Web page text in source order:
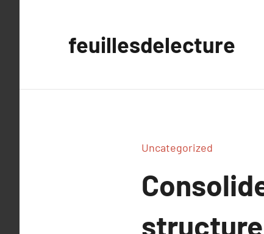
feuillesdelecture
Uncategorized